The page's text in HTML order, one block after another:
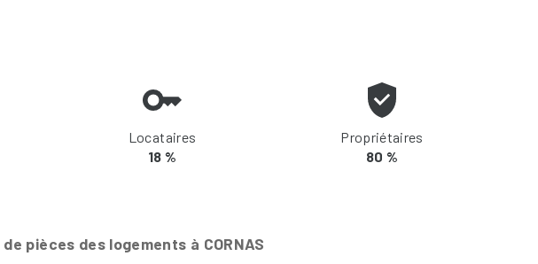
Locataires
18 %
Propriétaires
80 %
pièces des logements à CORNAS